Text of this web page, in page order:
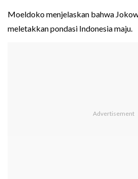
Moeldoko menjelaskan bahwa
meletakkan pondasi Indonesia maju.